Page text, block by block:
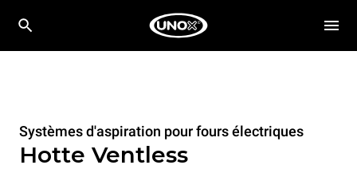
Systèmes d'aspiration pour fours électriques
Hotte Ventless